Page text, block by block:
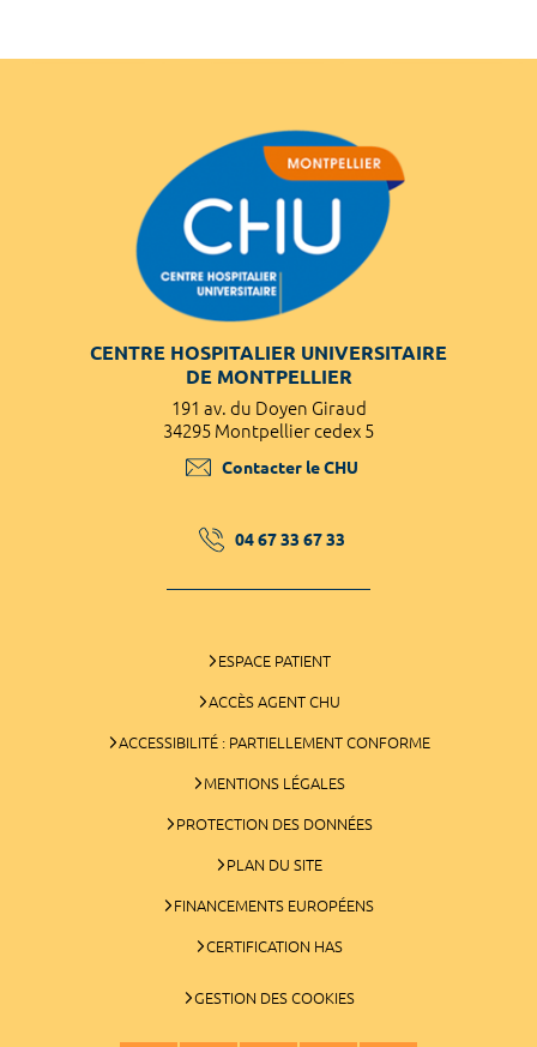
CENTRE HOSPITALIER UNIVERSITAIRE
DE MONTPELLIER
191 av. du Doyen Giraud
34295 Montpellier cedex 5
Contacter le CHU
04 67 33 67 33
ESPACE PATIENT
ACCÈS AGENT CHU
ACCESSIBILITÉ : PARTIELLEMENT CONFORME
MENTIONS LÉGALES
PROTECTION DES DONNÉES
PLAN DU SITE
FINANCEMENTS EUROPÉENS
CERTIFICATION HAS
GESTION DES COOKIES